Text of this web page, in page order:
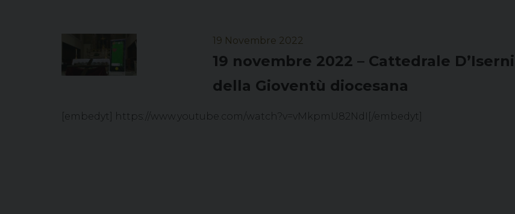
19 Novembre 2022
19 novembre 2022 – Cattedrale
della Gioventù diocesana
[embedyt] https://www.youtube.com/watch?v=vMkpmU82NdI[/embedyt]